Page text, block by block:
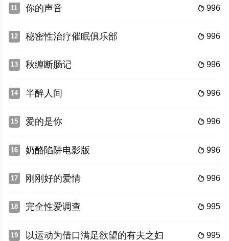
11  996
你的声音
12  996
秘密性治疗催眠俱乐部
13  996
秋缠断肠记
14  996
半醉人间
15  996
爱的是你
16  996
奶酪陷阱电影版
17  996
刚刚好的爱情
18  995
完全性爱调查
19  995
以运动为借口满足欲望的有夫之妇